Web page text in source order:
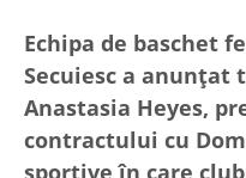
Echipa de baschet
Secuiesc a anunțat
Anastasia Heyes,
contractului cu
sportive în care